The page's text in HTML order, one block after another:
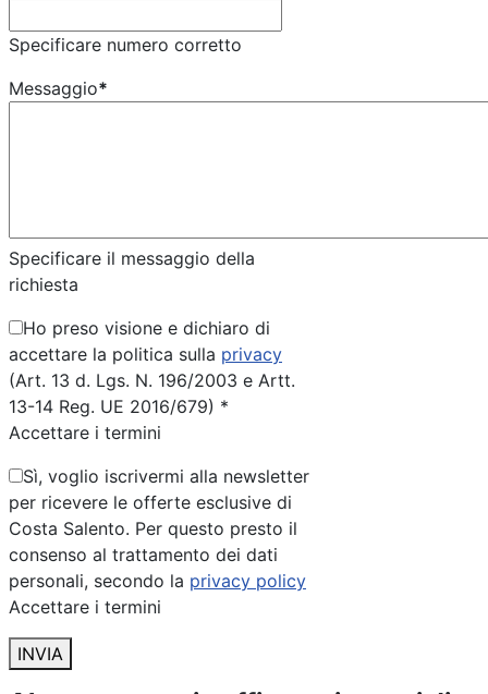
Specificare numero corretto
Messaggio*
Specificare il messaggio della
richiesta
Ho preso visione e dichiaro di
accettare la politica sulla privacy
(Art. 13 d. Lgs. N. 196/2003 e Artt.
13-14 Reg. UE 2016/679) *
Accettare i termini
Sì, voglio iscrivermi alla newsletter
per ricevere le offerte esclusive di
Costa Salento. Per questo presto il
consenso al trattamento dei dati
personali, secondo la privacy policy
Accettare i termini
INVIA